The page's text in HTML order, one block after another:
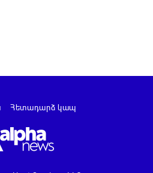
Հետադարձ կապ